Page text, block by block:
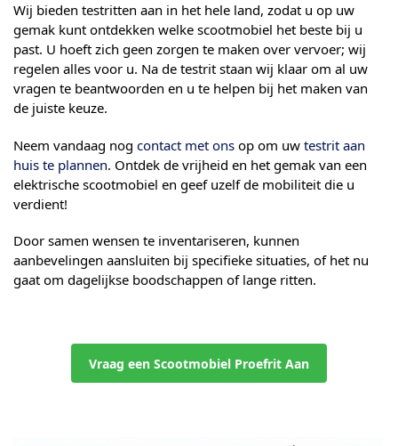
Wij bieden testritten aan in het hele land, zodat u op uw
gemak kunt ontdekken welke scootmobiel het beste bij u
past. U hoeft zich geen zorgen te maken over vervoer; wij
regelen alles voor u. Na de testrit staan wij klaar om al uw
vragen te beantwoorden en u te helpen bij het maken van
de juiste keuze.
Neem vandaag nog contact met ons op om uw testrit aan
huis te plannen. Ontdek de vrijheid en het gemak van een
elektrische scootmobiel en geef uzelf de mobiliteit die u
verdient!
Door samen wensen te inventariseren, kunnen
aanbevelingen aansluiten bij specifieke situaties, of het nu
gaat om dagelijkse boodschappen of lange ritten.
Vraag een Scootmobiel Proefrit Aan